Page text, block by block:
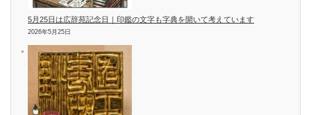
5月25日は広辞苑記念日｜印鑑の文字も字典を開いて考えています
2026年5月25日